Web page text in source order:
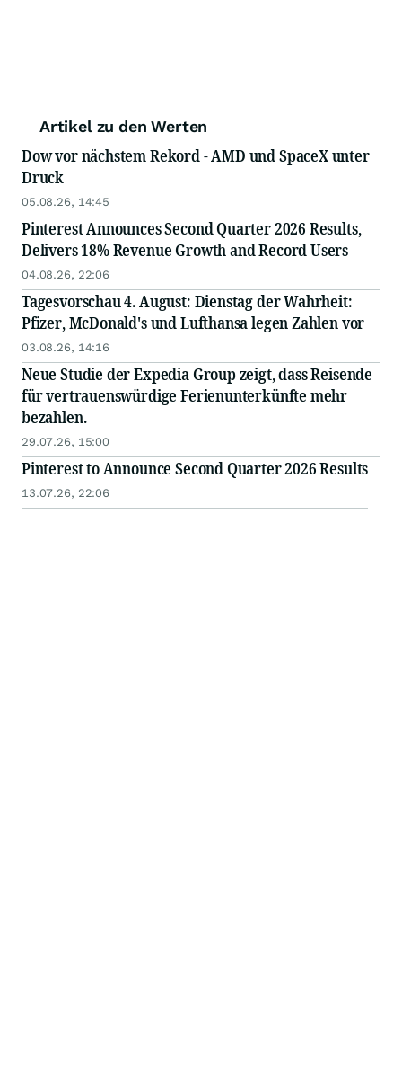
Artikel zu den Werten
Dow vor nächstem Rekord - AMD und SpaceX unter
Druck
05.08.26, 14:45
Pinterest Announces Second Quarter 2026 Results,
Delivers 18% Revenue Growth and Record Users
04.08.26, 22:06
Tagesvorschau 4. August: Dienstag der Wahrheit:
Pfizer, McDonald's und Lufthansa legen Zahlen vor
03.08.26, 14:16
Neue Studie der Expedia Group zeigt, dass Reisende
für vertrauenswürdige Ferienunterkünfte mehr
bezahlen.
29.07.26, 15:00
Pinterest to Announce Second Quarter 2026 Results
13.07.26, 22:06